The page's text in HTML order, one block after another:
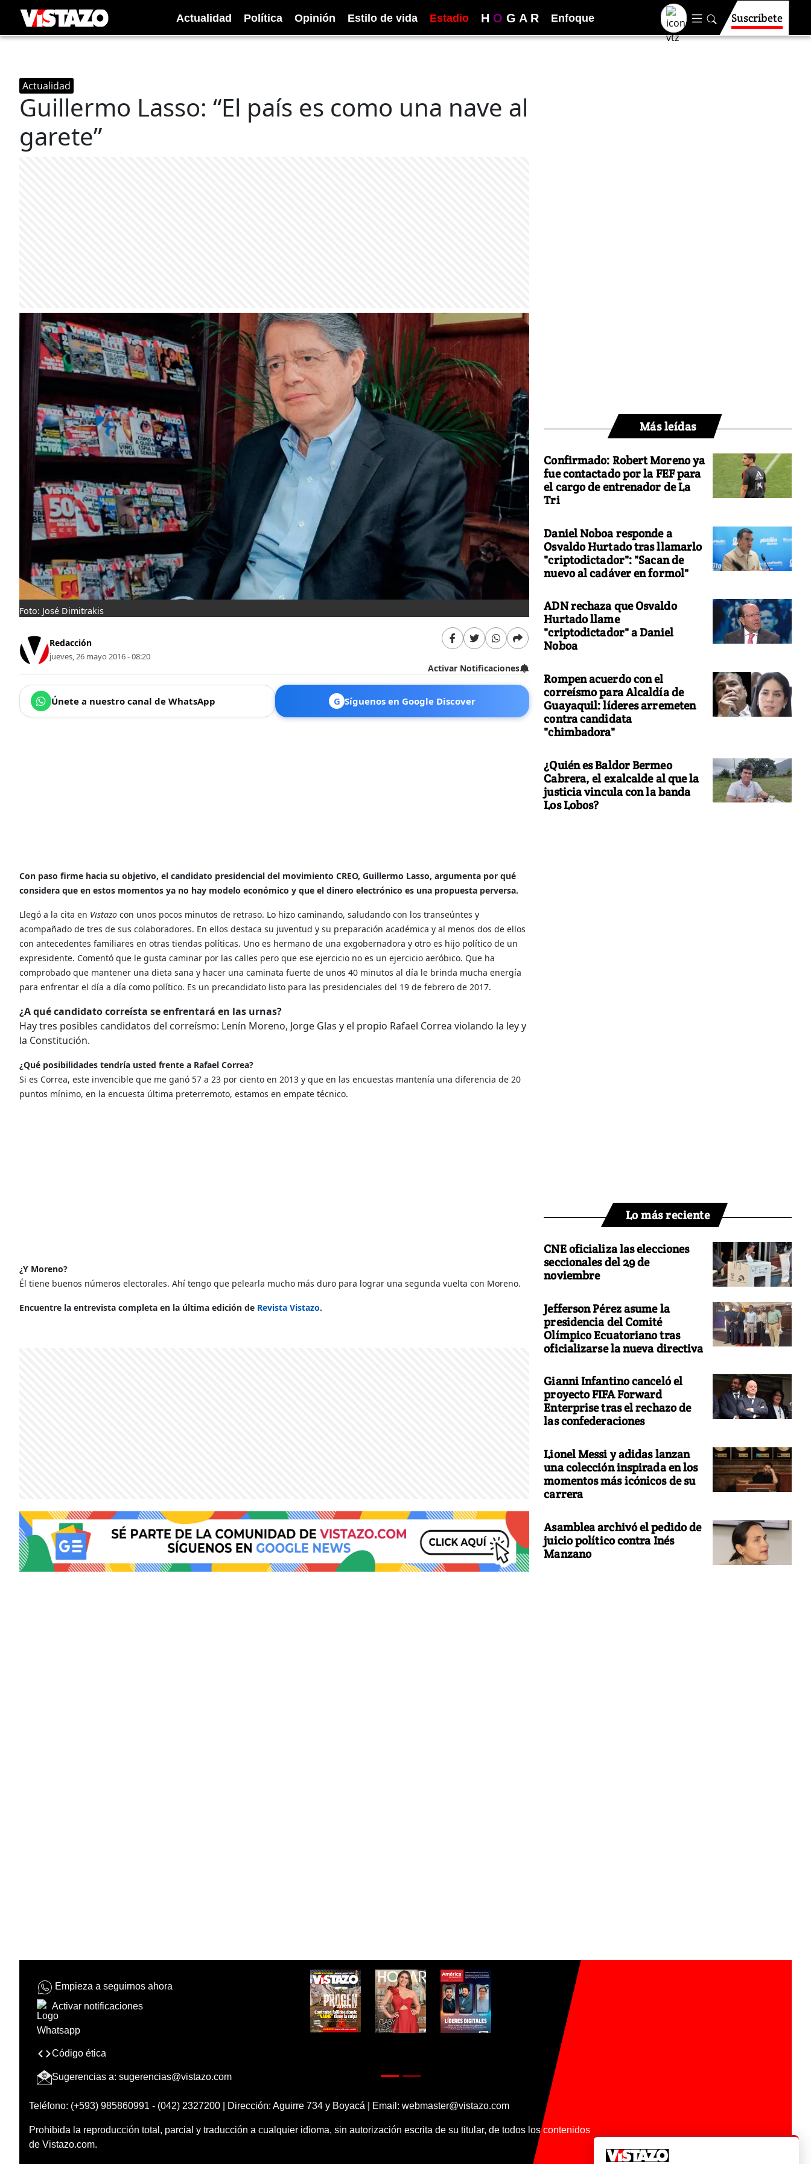
Actualidad Política Opinión Estilo de vida Estadio H O G A R Enfoque Suscríbete
Actualidad
Guillermo Lasso: “El país es como una nave al
garete”
Foto: José Dimitrakis
Redacción
jueves, 26 mayo 2016 - 08:20
Activar Notificaciones
Únete a nuestro canal de WhatsApp G Síguenos en Google Discover
Con paso firme hacia su objetivo, el candidato presidencial del movimiento CREO, Guillermo Lasso, argumenta por qué
considera que en estos momentos ya no hay modelo económico y que el dinero electrónico es una propuesta perversa.
Llegó a la cita en Vistazo con unos pocos minutos de retraso. Lo hizo caminando, saludando con los transeúntes y
acompañado de tres de sus colaboradores. En ellos destaca su juventud y su preparación académica y al menos dos de ellos
con antecedentes familiares en otras tiendas políticas. Uno es hermano de una exgobernadora y otro es hijo político de un
expresidente. Comentó que le gusta caminar por las calles pero que ese ejercicio no es un ejercicio aeróbico. Que ha
comprobado que mantener una dieta sana y hacer una caminata fuerte de unos 40 minutos al día le brinda mucha energía
para enfrentar el día a día como político. Es un precandidato listo para las presidenciales del 19 de febrero de 2017.
¿A qué candidato correísta se enfrentará en las urnas?
Hay tres posibles candidatos del correísmo: Lenín Moreno, Jorge Glas y el propio Rafael Correa violando la ley y
la Constitución.
¿Qué posibilidades tendría usted frente a Rafael Correa?
Si es Correa, este invencible que me ganó 57 a 23 por ciento en 2013 y que en las encuestas mantenía una diferencia de 20
puntos mínimo, en la encuesta última preterremoto, estamos en empate técnico.
¿Y Moreno?
Él tiene buenos números electorales. Ahí tengo que pelearla mucho más duro para lograr una segunda vuelta con Moreno.
Encuentre la entrevista completa en la última edición de Revista Vistazo.
Más leídas
Confirmado: Robert Moreno ya
fue contactado por la FEF para
el cargo de entrenador de La
Tri
Daniel Noboa responde a
Osvaldo Hurtado tras llamarlo
"criptodictador": "Sacan de
nuevo al cadáver en formol"
ADN rechaza que Osvaldo
Hurtado llame
"criptodictador" a Daniel
Noboa
Rompen acuerdo con el
correísmo para Alcaldía de
Guayaquil: líderes arremeten
contra candidata
"chimbadora"
¿Quién es Baldor Bermeo
Cabrera, el exalcalde al que la
justicia vincula con la banda
Los Lobos?
Lo más reciente
CNE oficializa las elecciones
seccionales del 29 de
noviembre
Jefferson Pérez asume la
presidencia del Comité
Olímpico Ecuatoriano tras
oficializarse la nueva directiva
Gianni Infantino canceló el
proyecto FIFA Forward
Enterprise tras el rechazo de
las confederaciones
Lionel Messi y adidas lanzan
una colección inspirada en los
momentos más icónicos de su
carrera
Asamblea archivó el pedido de
juicio político contra Inés
Manzano
Empieza a seguirnos ahora
Activar notificaciones
Código ética
Sugerencias a: sugerencias@vistazo.com
Teléfono: (+593) 985860991 - (042) 2327200 | Dirección: Aguirre 734 y Boyacá | Email: webmaster@vistazo.com
Prohibida la reproducción total, parcial y traducción a cualquier idioma, sin autorización escrita de su titular, de todos los contenidos
de Vistazo.com.